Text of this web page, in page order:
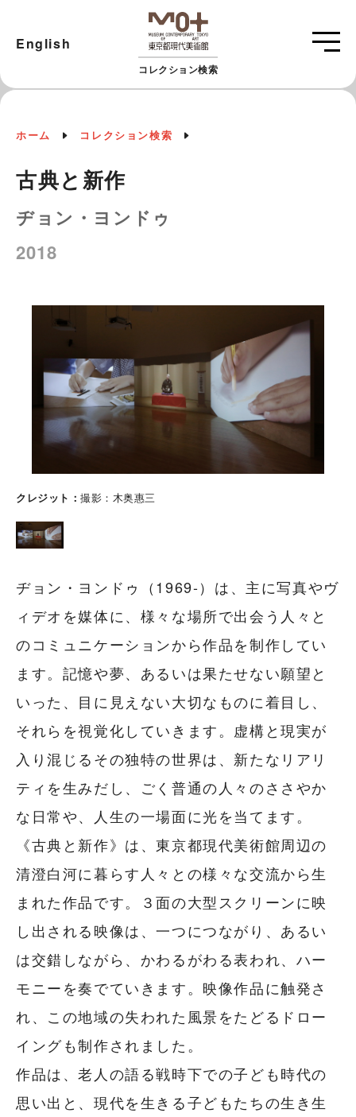
コレクション検索
English
ホーム コレクション検索
古典と新作
ヂョン・ヨンドゥ
2018
クレジット 撮影：木奥惠三
ヂョン・ヨンドゥ（1969-）は、主に写真やヴ
ィデオを媒体に、様々な場所で出会う人々と
のコミュニケーションから作品を制作してい
ます。記憶や夢、あるいは果たせない願望と
いった、目に見えない大切なものに着目し、
それらを視覚化していきます。虚構と現実が
入り混じるその独特の世界は、新たなリアリ
ティを生みだし、ごく普通の人々のささやか
な日常や、人生の一場面に光を当てます。
《古典と新作》は、東京都現代美術館周辺の
清澄白河に暮らす人々との様々な交流から生
まれた作品です。３面の大型スクリーンに映
し出される映像は、一つにつながり、あるい
は交錯しながら、かわるがわる表われ、ハー
モニーを奏でていきます。映像作品に触発さ
れ、この地域の失われた風景をたどるドロー
イングも制作されました。
作品は、老人の語る戦時下での子ども時代の
思い出と、現代を生きる子どもたちの生き生